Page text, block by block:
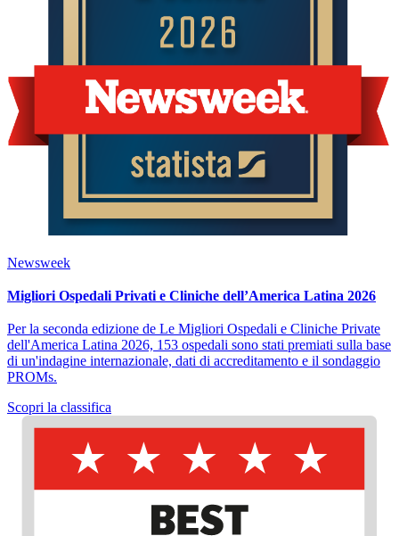
Newsweek
Migliori Ospedali Privati e Cliniche dell’America Latina 2026
Per la seconda edizione de Le Migliori Ospedali e Cliniche Private
dell'America Latina 2026, 153 ospedali sono stati premiati sulla base
di un'indagine internazionale, dati di accreditamento e il sondaggio
PROMs.
Scopri la classifica